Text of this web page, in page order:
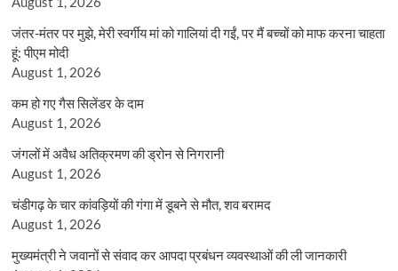
जंतर-मंतर पर मुझे, मेरी स्वर्गीय मां को गालियां दी गईं, पर मैं बच्चों को माफ करना चाहता
हूं: पीएम मोदी
August 1, 2026
कम हो गए गैस सिलेंडर के दाम
August 1, 2026
जंगलों में अवैध अतिक्रमण की ड्रोन से निगरानी
August 1, 2026
चंडीगढ़ के चार कांवड़ियों की गंगा में डूबने से मौत, शव बरामद
August 1, 2026
मुख्यमंत्री ने जवानों से संवाद कर आपदा प्रबंधन व्यवस्थाओं की ली जानकारी